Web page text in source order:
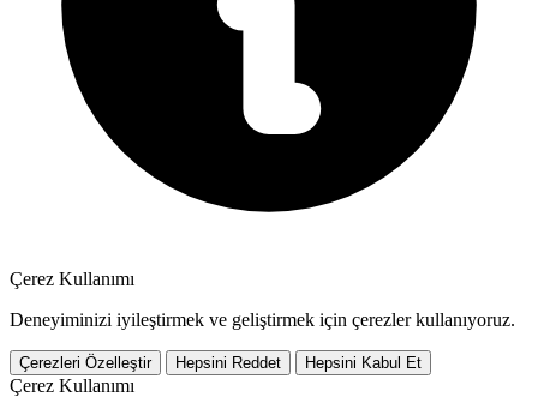
Çerez Kullanımı
Deneyiminizi iyileştirmek ve geliştirmek için çerezler kullanıyoruz.
Çerezleri Özelleştir Hepsini Reddet Hepsini Kabul Et
Çerez Kullanımı